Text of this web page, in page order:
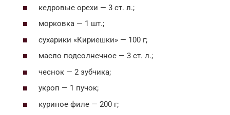
кедровые орехи — 3 ст. л.;
морковка — 1 шт.;
сухарики «Кириешки» — 100 г;
масло подсолнечное — 3 ст. л.;
чеснок — 2 зубчика;
укроп — 1 пучок;
куриное филе — 200 г;